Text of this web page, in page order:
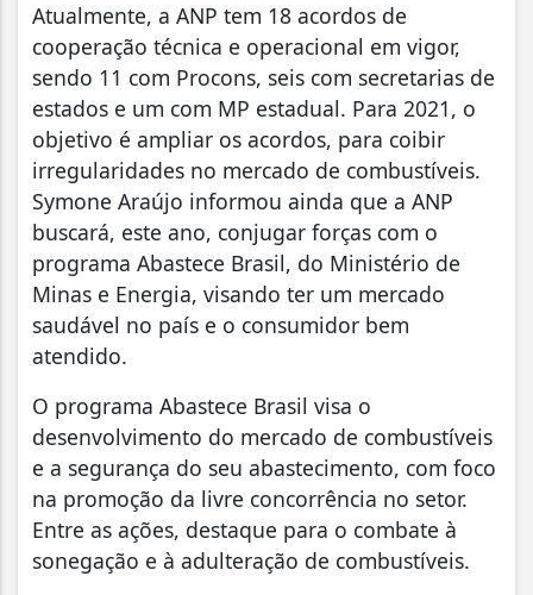
Atualmente, a ANP tem 18 acordos de
cooperação técnica e operacional em vigor,
sendo 11 com Procons, seis com secretarias de
estados e um com MP estadual. Para 2021, o
objetivo é ampliar os acordos, para coibir
irregularidades no mercado de combustíveis.
Symone Araújo informou ainda que a ANP
buscará, este ano, conjugar forças com o
programa Abastece Brasil, do Ministério de
Minas e Energia, visando ter um mercado
saudável no país e o consumidor bem
atendido.
O programa Abastece Brasil visa o
desenvolvimento do mercado de combustíveis
e a segurança do seu abastecimento, com foco
na promoção da livre concorrência no setor.
Entre as ações, destaque para o combate à
sonegação e à adulteração de combustíveis.